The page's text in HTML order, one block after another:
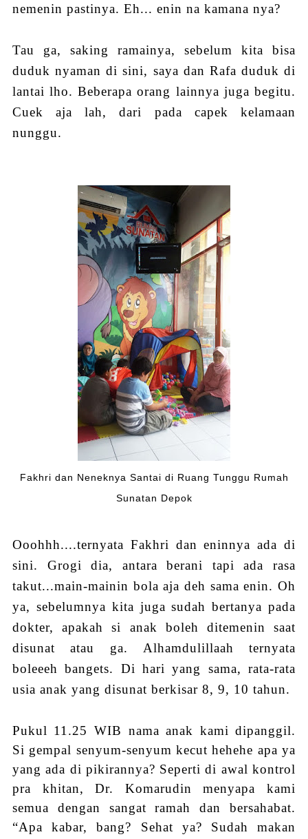
nemenin pastinya. Eh... enin na kamana nya?
Tau ga, saking ramainya, sebelum kita bisa
duduk nyaman di sini, saya dan Rafa duduk di
lantai lho. Beberapa orang lainnya juga begitu.
Cuek aja lah, dari pada capek kelamaan
nunggu.
Fakhri dan Neneknya Santai di Ruang Tunggu Rumah
Sunatan Depok
Ooohhh....ternyata Fakhri dan eninnya ada di
sini. Grogi dia, antara berani tapi ada rasa
takut...main-mainin bola aja deh sama enin. Oh
ya, sebelumnya kita juga sudah bertanya pada
dokter, apakah si anak boleh ditemenin saat
disunat atau ga. Alhamdulillaah ternyata
boleeeh bangets. Di hari yang sama, rata-rata
usia anak yang disunat berkisar 8, 9, 10 tahun.
Pukul 11.25 WIB nama anak kami dipanggil.
Si gempal senyum-senyum kecut hehehe apa ya
yang ada di pikirannya? Seperti di awalkontrol
pra khitan, Dr. Komarudin menyapa kami
semua dengan sangat ramah dan bersahabat.
“Apa kabar, bang? Sehat ya? Sudah makan